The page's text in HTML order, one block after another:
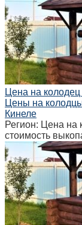
Цена на
Цены на
Кинеле
Регион: Цена на
стоимость